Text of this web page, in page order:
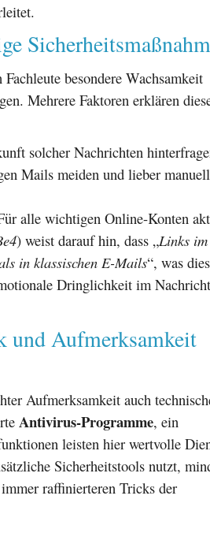
besondere Wachsamkeit
Mehrere Faktoren erklären
solcher Nachrichten
Mails meiden und lieber manuell
alle wichtigen Online-Konten
) weist darauf hin, dass „Links im
in klassischen E-Mails“, was
Dringlichkeit im
und Aufmerksamkeit
Aufmerksamkeit auch
Antivirus-Programme, ein
leisten hier wertvolle
Sicherheitstools nutzt,
raffinierteren Tricks der